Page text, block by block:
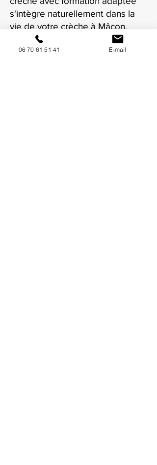
s'intègre naturellement dans la
vie de votre crèche à Mâcon.
06 70 61 51 41 E-mail